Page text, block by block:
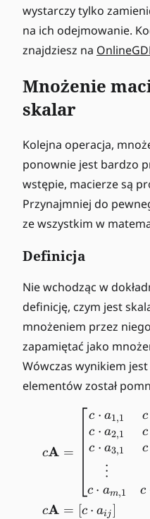
wystarczy tylko
na ich odejmowanie.
znajdziesz na
Mnożenie
skalar
Kolejna operacja,
ponownie jest bardzo
wstępie, macierze są
Przynajmniej do
ze wszystkim w
Definicja
Nie wchodząc w
definicję, czym jest
mnożeniem przez
zapamiętać jako
Wówczas wynikiem
elementów został
cA
cA
=
c ⋅ a1,1
c ⋅ a2,1
c ⋅ a3,1
⋮
c ⋅ am,1
c
c
c
c
= [c ⋅ aij]